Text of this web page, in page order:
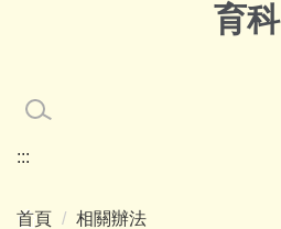
育科
:::
首頁 相關辦法